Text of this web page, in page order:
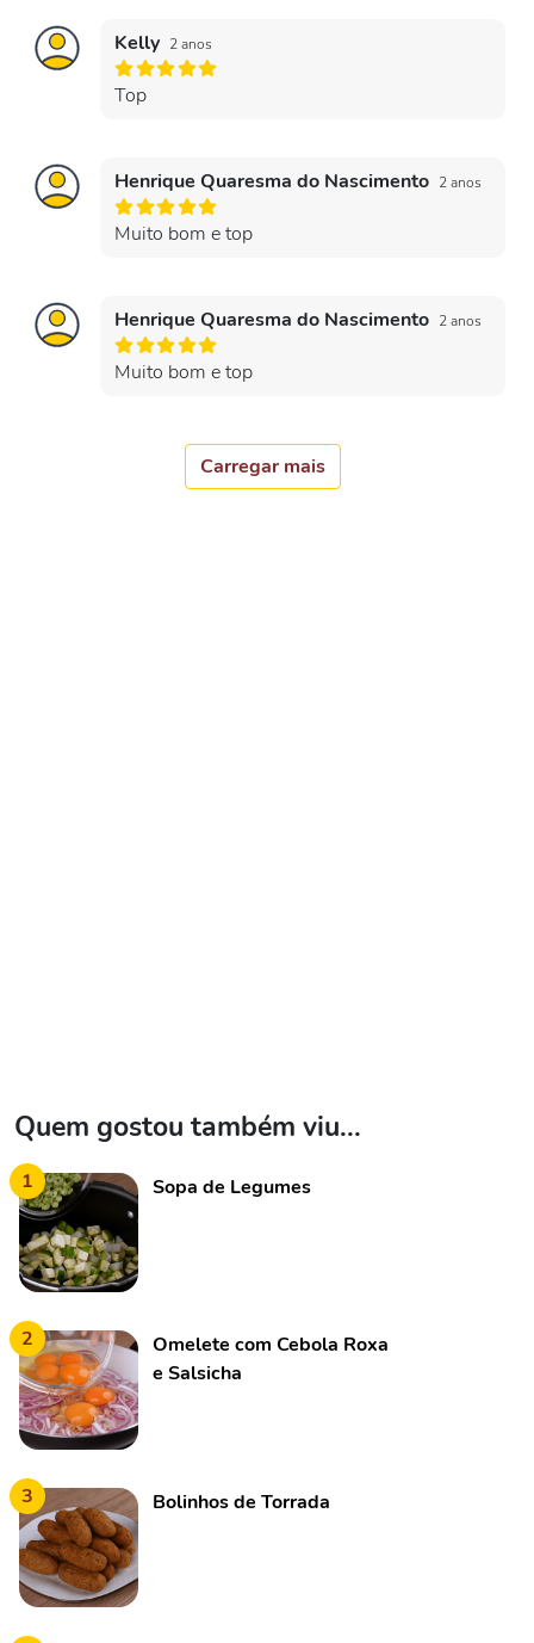
Kelly 2 anos
Top
Henrique Quaresma do Nascimento 2 anos
Muito bom e top
Henrique Quaresma do Nascimento 2 anos
Muito bom e top
Carregar mais
Quem gostou também viu...
1 Sopa de Legumes
2
Omelete com Cebola Roxa
e Salsicha
3 Bolinhos de Torrada